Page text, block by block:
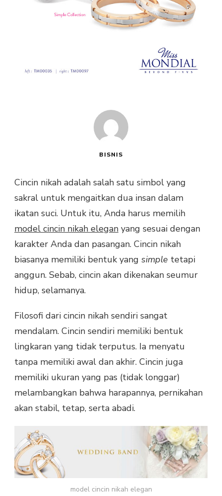
BISNIS
Cincin nikah adalah salah satu simbol yang
sakral untuk mengaitkan dua insan dalam
ikatan suci. Untuk itu, Anda harus memilih
model cincin nikah elegan yang sesuai dengan
karakter Anda dan pasangan. Cincin nikah
biasanya memiliki bentuk yang simple tetapi
anggun. Sebab, cincin akan dikenakan seumur
hidup, selamanya.
Filosofi dari cincin nikah sendiri sangat
mendalam. Cincin sendiri memiliki bentuk
lingkaran yang tidak terputus. Ia menyatu
tanpa memiliki awal dan akhir. Cincin juga
memiliki ukuran yang pas (tidak longgar)
melambangkan bahwa harapannya, pernikahan
akan stabil, tetap, serta abadi.
model cincin nikah elegan